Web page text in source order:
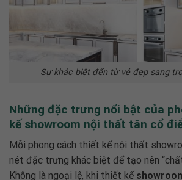
Sự khác biệt đến từ vẻ đẹp sang
Những đặc trưng nổi bật của
kế showroom nội thất tân cổ
Mỗi phong cách thiết kế nội thất
nét đặc trưng khác biệt để tạo nên
Không là ngoại lệ, khi thiết kế